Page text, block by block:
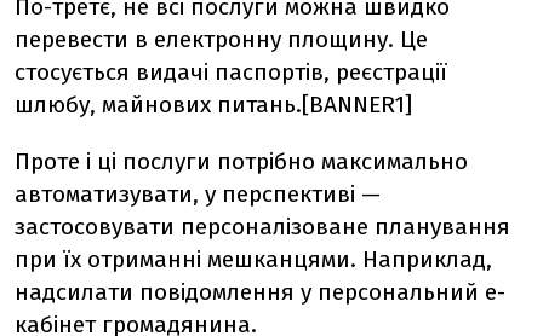
По-третє, не всі послуги можна швидко
перевести в електронну площину. Це
стосується видачі паспортів, реєстрації
шлюбу, майнових питань.[BANNER1]
Проте і ці послуги потрібно максимально
автоматизувати, у перспективі —
застосовувати персоналізоване планування
при їх отриманні мешканцями. Наприклад,
надсилати повідомлення у персональний е-
кабінет громадянина.